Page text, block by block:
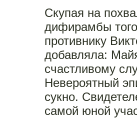
Скупая на
дифирамбы
противнику
добавляла:
счастливому
Невероятный
сукно.
самой юной